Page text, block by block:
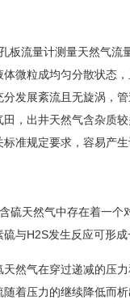
流量计测量天然气流
微粒成均匀分散状态
发展紊流且无旋涡，
，出井天然气含杂质
准规定要求，容易产生
天然气中存在着一个
与H2S发生反应可形成
气在穿过递减的压力
着压力的继续降低而